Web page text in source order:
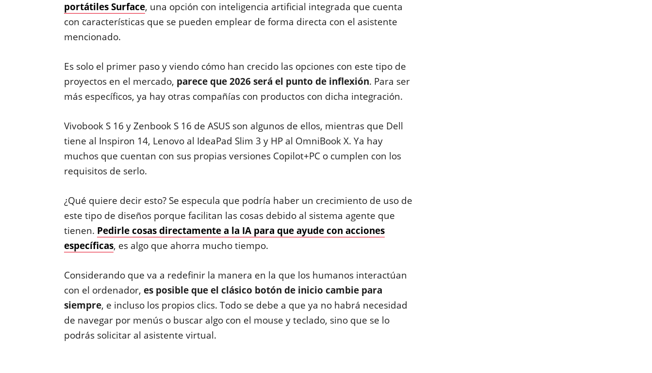
portátiles Surface, una opción con inteligencia artificial integrada que cuenta
con características que se pueden emplear de forma directa con el asistente
mencionado.
Es solo el primer paso y viendo cómo han crecido las opciones con este tipo de
proyectos en el mercado, parece que 2026 será el punto de inflexión. Para ser
más específicos, ya hay otras compañías con productos con dicha integración.
Vivobook S 16 y Zenbook S 16 de ASUS son algunos de ellos, mientras que Dell
tiene al Inspiron 14, Lenovo al IdeaPad Slim 3 y HP al OmniBook X. Ya hay
muchos que cuentan con sus propias versiones Copilot+PC o cumplen con los
requisitos de serlo.
¿Qué quiere decir esto? Se especula que podría haber un crecimiento de uso de
este tipo de diseños porque facilitan las cosas debido al sistema agente que
tienen. Pedirle cosas directamente a la IA para que ayude con acciones
específicas, es algo que ahorra mucho tiempo.
Considerando que va a redefinir la manera en la que los humanos interactúan
con el ordenador, es posible que el clásico botón de inicio cambie para
siempre, e incluso los propios clics. Todo se debe a que ya no habrá necesidad
de navegar por menús o buscar algo con el mouse y teclado, sino que se lo
podrás solicitar al asistente virtual.